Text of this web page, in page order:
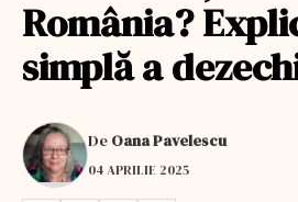
România?
simplă a
De Oana Pavelescu
04 APRILIE 2025